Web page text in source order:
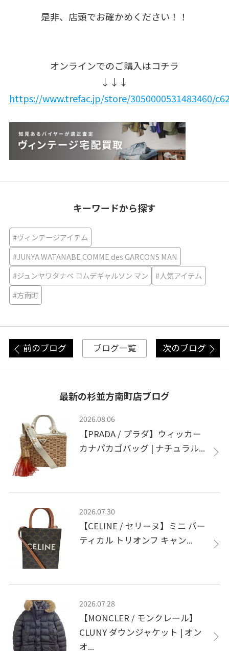
是非、店頭でお確かめください！！
オンラインでのご購入はコチラ
↓↓↓
https://www.trefac.jp/store/3050000531483460/
キーワードから探す
#ヴィンテージアイテム
#JUNYA WATANABE COMME des GARCONS MAN
#ジュンヤワタナベ コムデギャルソン マン
#人気アイテム
#方南町
前のブログ ブログ一覧 次のブログ
最新の杉並方南町店ブログ
2026.08.06
【PRADA / プラダ】ウィッカー
カナパカゴバッグ | ナチュラル...
2026.07.30
【CELINE / セリーヌ】ミニ バー
ティカル トリオンフ キャン...
2026.07.28
【MONCLER / モンクレール】
CLUNY ダウンジャケット | オン
オ...